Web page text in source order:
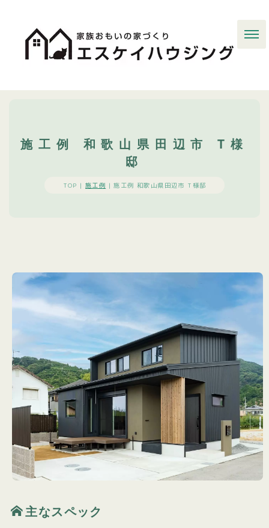
施工例 和歌山県田辺市 T様
邸
TOP | 施工例 |施工例 和歌山県田辺市 T様邸
主なスペック